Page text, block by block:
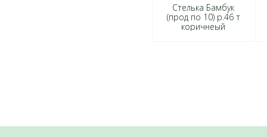
Стелька Бамбук
(прод по 10) р.46 т
коричнеый